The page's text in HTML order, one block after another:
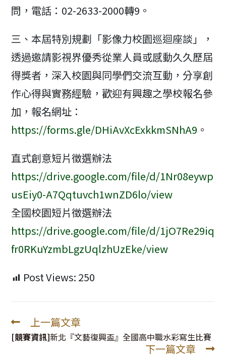
問，電話：02-2633-2000轉9。
三、本屆特別規劃「影像力校園巡迴座談」，
透過邀請影視界優秀從業人員或感動久久歷屆
得獎者，深入校園與同學們交流互動，分享創
作心得與實務經驗，歡迎有興趣之學校報名參
加，報名網址：
https://forms.gle/DHiAvXcExkkmSNhA9 。
直式創意短片徵選辦法
https://drive.google.com/file/d/1Nr08eywp
usEiy0-A7Qqtuvch1wnZD6lo/view
全國校園短片徵選辦法
https://drive.google.com/file/d/1jO7Re29iq
fr0RKuYzmbLgzUqlzhUzEke/view
Post Views: 250
Read
more
上一篇文章
[競賽資訊]新北『文藝復興盃』全國高中職水彩寫生比賽
下一篇文章